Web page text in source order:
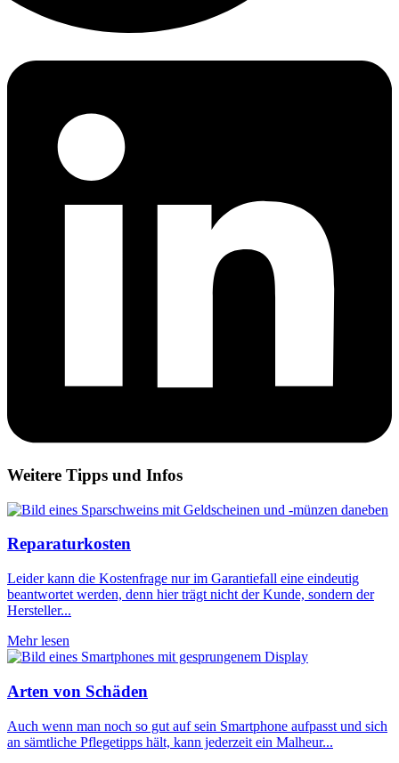
Weitere Tipps und Infos
Reparaturkosten
Leider kann die Kostenfrage nur im Garantiefall eine eindeutig
beantwortet werden, denn hier trägt nicht der Kunde, sondern der
Hersteller...
Mehr lesen
Arten von Schäden
Auch wenn man noch so gut auf sein Smartphone aufpasst und sich
an sämtliche Pflegetipps hält, kann jederzeit ein Malheur...